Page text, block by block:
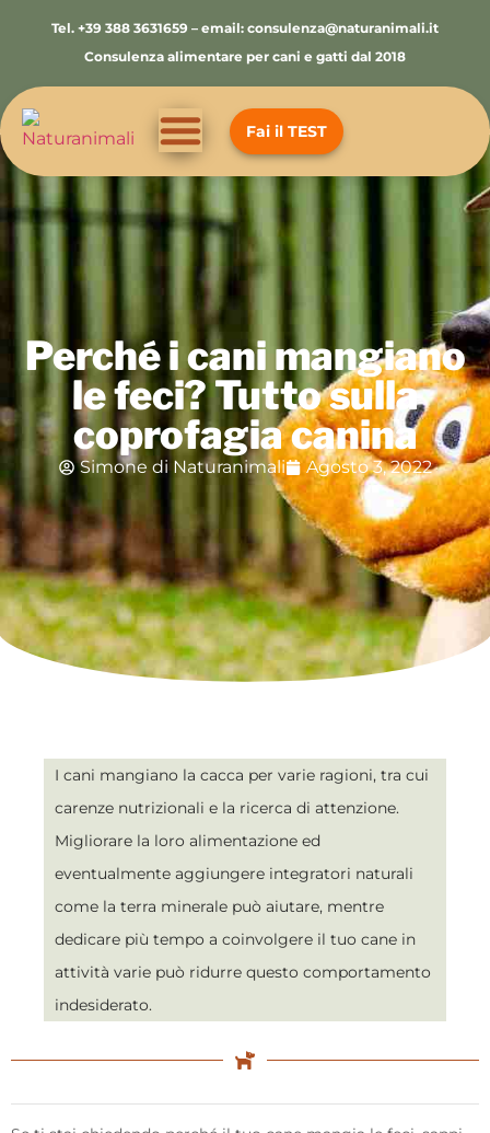
Tel. +39 388 3631659 – email: consulenza@naturanimali.it
Consulenza alimentare per cani e gatti dal 2018
Fai il TEST
Perché i cani mangiano
le feci? Tutto sulla
coprofagia canina
Simone di Naturanimali Agosto 3, 2022
I cani mangiano la cacca per varie ragioni, tra cui
carenze nutrizionali e la ricerca di attenzione.
Migliorare la loro alimentazione ed
eventualmente aggiungere integratori naturali
come la terra minerale può aiutare, mentre
dedicare più tempo a coinvolgere il tuo cane in
attività varie può ridurre questo comportamento
indesiderato.